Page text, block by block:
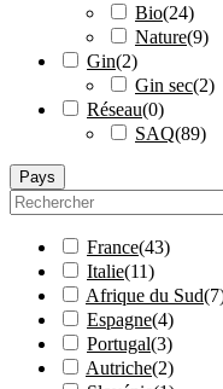
Bio(24)
Nature(9)
Gin(2)
Gin sec(2)
Réseau(0)
SAQ(89)
Pays
France(43)
Italie(11)
Afrique du Sud(7
Espagne(4)
Portugal(3)
Autriche(2)